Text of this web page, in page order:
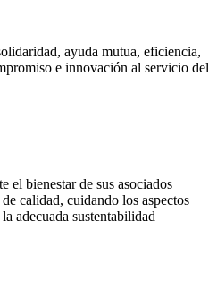
ayuda mutua, eficiencia,
e innovación al servicio del
el bienestar de sus asociados
calidad, cuidando los aspectos
adecuada sustentabilidad